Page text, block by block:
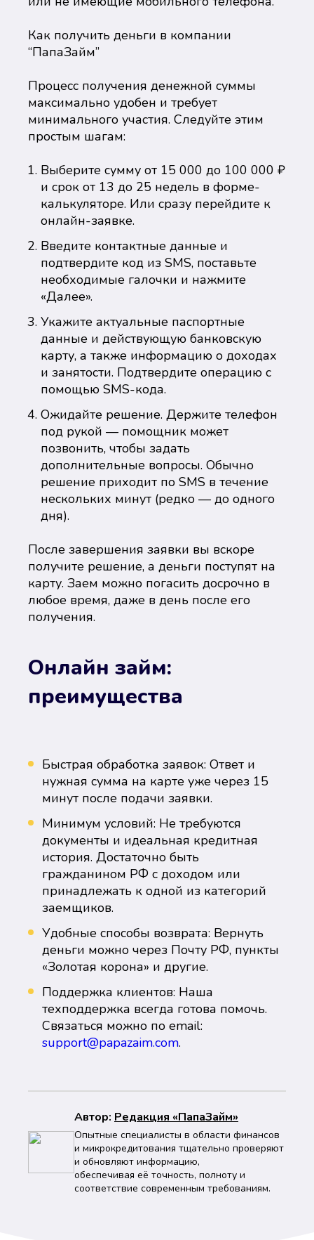
Как получить деньги в компании
“ПапаЗайм”
Процесс получения денежной суммы
максимально удобен и требует
минимального участия. Следуйте этим
простым шагам:
Выберите сумму от 15 000 до 100 000 ₽
и срок от 13 до 25 недель в форме-
калькуляторе. Или сразу перейдите к
онлайн-заявке.
Введите контактные данные и
подтвердите код из SMS, поставьте
необходимые галочки и нажмите
«Далее».
Укажите актуальные паспортные
данные и действующую банковскую
карту, а также информацию о доходах
и занятости. Подтвердите операцию с
помощью SMS-кода.
Ожидайте решение. Держите телефон
под рукой — помощник может
позвонить, чтобы задать
дополнительные вопросы. Обычно
решение приходит по SMS в течение
нескольких минут (редко — до одного
дня).
После завершения заявки вы вскоре
получите решение, а деньги поступят на
карту. Заем можно погасить досрочно в
любое время, даже в день после его
получения.
Онлайн займ:
преимущества
Быстрая обработка заявок: Ответ и
нужная сумма на карте уже через 15
минут после подачи заявки.
Минимум условий: Не требуются
документы и идеальная кредитная
история. Достаточно быть
гражданином РФ с доходом или
принадлежать к одной из категорий
заемщиков.
Удобные способы возврата: Вернуть
деньги можно через Почту РФ, пункты
«Золотая корона» и другие.
Поддержка клиентов: Наша
техподдержка всегда готова помочь.
Связаться можно по email:
support@papazaim.com.
Автор: Peдaкция «ПапаЗайм»
Опытные специалисты в области финансов
и микрокредитования тщательно проверяют
и обновляют информацию,
обеспечивая её точность, полноту и
соответствие современным требованиям.